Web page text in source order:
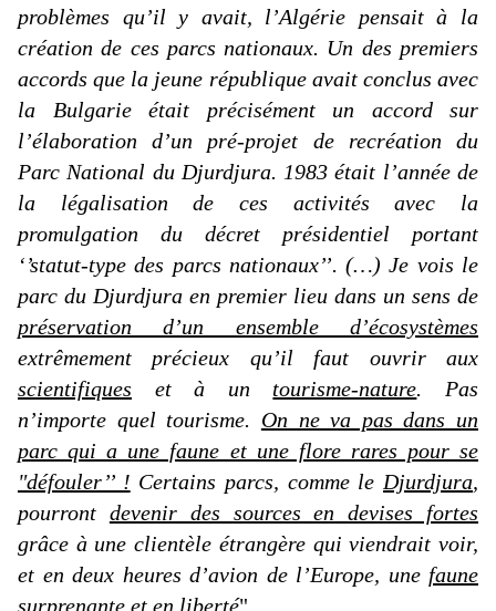
problèmes qu’il y avait, l’Algérie pensait à la
création de ces parcs nationaux. Un des premiers
accords que la jeune république avait conclus avec
la Bulgarie était précisément un accord sur
l’élaboration d’un pré-projet de recréation du
Parc National du Djurdjura. 1983 était l’année de
la légalisation de ces activités avec la
promulgation du décret présidentiel portant
‘’statut-type des parcs nationaux’’. (…) Je vois le
parc du Djurdjura en premier lieu dans un sens de
préservation d’un ensemble d’écosystèmes
extrêmement précieux qu’il faut ouvrir aux
scientifiques et à un tourisme-nature. Pas
n’importe quel tourisme. On ne va pas dans un
parc qui a une faune et une flore rares pour se
"défouler’’ ! Certains parcs, comme le Djurdjura,
pourront devenir des sources en devises fortes
grâce à une clientèle étrangère qui viendrait voir,
et en deux heures d’avion de l’Europe, une faune
surprenante et en liberté"